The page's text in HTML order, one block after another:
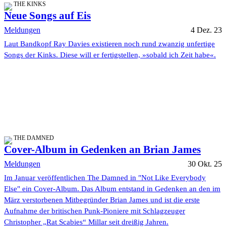
THE KINKS
Neue Songs auf Eis
Meldungen 4 Dez. 23
Laut Bandkopf Ray Davies existieren noch rund zwanzig unfertige
Songs der Kinks. Diese will er fertigstellen, »sobald ich Zeit habe«.
THE DAMNED
Cover-Album in Gedenken an Brian James
Meldungen 30 Okt. 25
Im Januar veröffentlichen The Damned in "Not Like Everybody
Else" ein Cover-Album. Das Album entstand in Gedenken an den im
März verstorbenen Mitbegründer Brian James und ist die erste
Aufnahme der britischen Punk-Pioniere mit Schlagzeuger
Christopher „Rat Scabies“ Millar seit dreißig Jahren.